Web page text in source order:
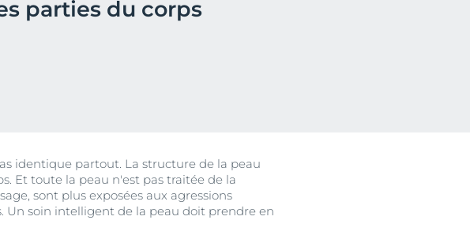
+3x Effect
Voir tous les produits
parties du corps
identique partout. La structure de la peau
Et toute la peau n'est pas traitée de la
sont plus exposées aux agressions
Un soin intelligent de la peau doit prendre en